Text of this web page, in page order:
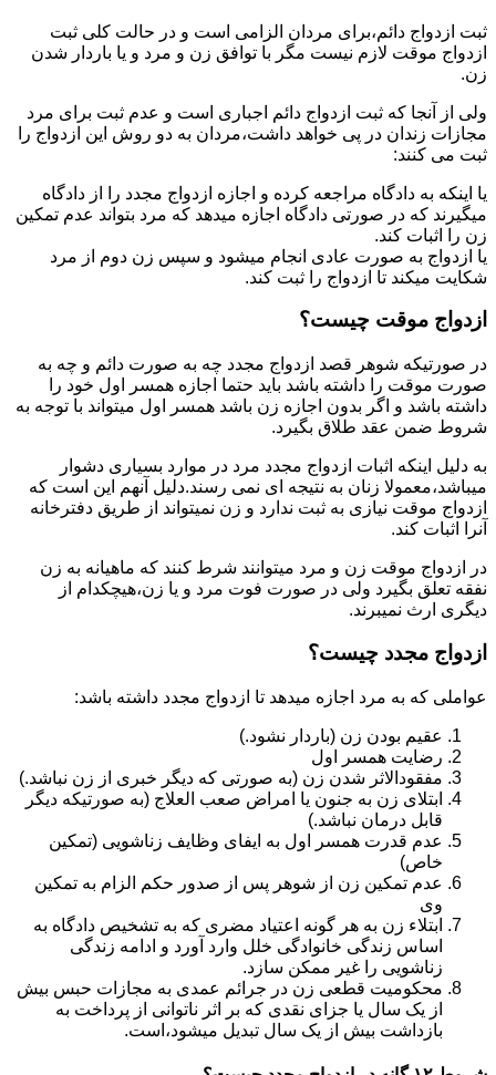
ثبت ازدواج دائم،برای مردان الزامی است و در حالت کلی ثبت
ازدواج موقت لازم نیست مگر با توافق زن و مرد و یا باردار شدن
زن.
ولی از آنجا که ثبت ازدواج دائم اجباری است و عدم ثبت برای مرد
مجازات زندان در پی خواهد داشت،مردان به دو روش این ازدواج را
ثبت می کنند:
یا اینکه به دادگاه مراجعه کرده و اجازه ازدواج مجدد را از دادگاه
میگیرند که در صورتی دادگاه اجازه میدهد که مرد بتواند عدم تمکین
زن را اثبات کند.
یا ازدواج به صورت عادی انجام میشود و سپس زن دوم از مرد
شکایت میکند تا ازدواج را ثبت کند.
ازدواج موقت چیست؟
در صورتیکه شوهر قصد ازدواج مجدد چه به صورت دائم و چه به
صورت موقت را داشته باشد باید حتما اجازه همسر اول خود را
داشته باشد و اگر بدون اجازه زن باشد همسر اول میتواند با توجه به
شروط ضمن عقد طلاق بگیرد.
به دلیل اینکه اثبات ازدواج مجدد مرد در موارد بسیاری دشوار
میباشد،معمولا زنان به نتیجه ای نمی رسند.دلیل آنهم این است که
ازدواج موقت نیازی به ثبت ندارد و زن نمیتواند از طریق دفترخانه
آنرا اثبات کند.
در ازدواج موقت زن و مرد میتوانند شرط کنند که ماهیانه به زن
نفقه تعلق بگیرد ولی در صورت فوت مرد و یا زن،هیچکدام از
دیگری ارث نمیبرند.
ازدواج مجدد چیست؟
عواملی که به مرد اجازه میدهد تا ازدواج مجدد داشته باشد:
عقیم بودن زن (باردار نشود.)
رضایت همسر اول
مفقودالاثر شدن زن (به صورتی که دیگر خبری از زن نباشد.)
ابتلای زن به جنون یا امراض صعب العلاج (به صورتیکه دیگر
قابل درمان نباشد.)
عدم قدرت همسر اول به ایفای وظایف زناشویی (تمکین
خاص)
عدم تمکین زن از شوهر پس از صدور حکم الزام به تمکین
وی
ابتلاء زن به هر گونه اعتیاد مضری که به تشخیص دادگاه به
اساس زندگی خانوادگی خلل وارد آورد و ادامه زندگی
زناشویی را غیر ممکن سازد.
محکومیت قطعی زن در جرائم عمدی به مجازات حبس بیش
از یک سال یا جزای نقدی که بر اثر ناتوانی از پرداخت به
بازداشت بیش از یک سال تبدیل می‎شود،است.